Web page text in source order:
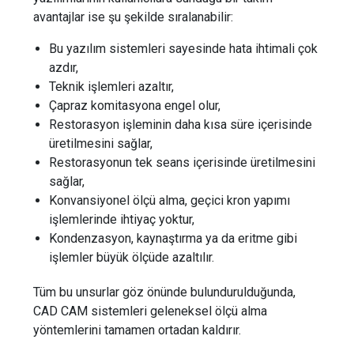
avantajlar ise şu şekilde sıralanabilir:
Bu yazılım sistemleri sayesinde hata ihtimali çok
azdır,
Teknik işlemleri azaltır,
Çapraz komitasyona engel olur,
Restorasyon işleminin daha kısa süre içerisinde
üretilmesini sağlar,
Restorasyonun tek seans içerisinde üretilmesini
sağlar,
Konvansiyonel ölçü alma, geçici kron yapımı
işlemlerinde ihtiyaç yoktur,
Kondenzasyon, kaynaştırma ya da eritme gibi
işlemler büyük ölçüde azaltılır.
Tüm bu unsurlar göz önünde bulundurulduğunda,
CAD CAM sistemleri geleneksel ölçü alma
yöntemlerini tamamen ortadan kaldırır.